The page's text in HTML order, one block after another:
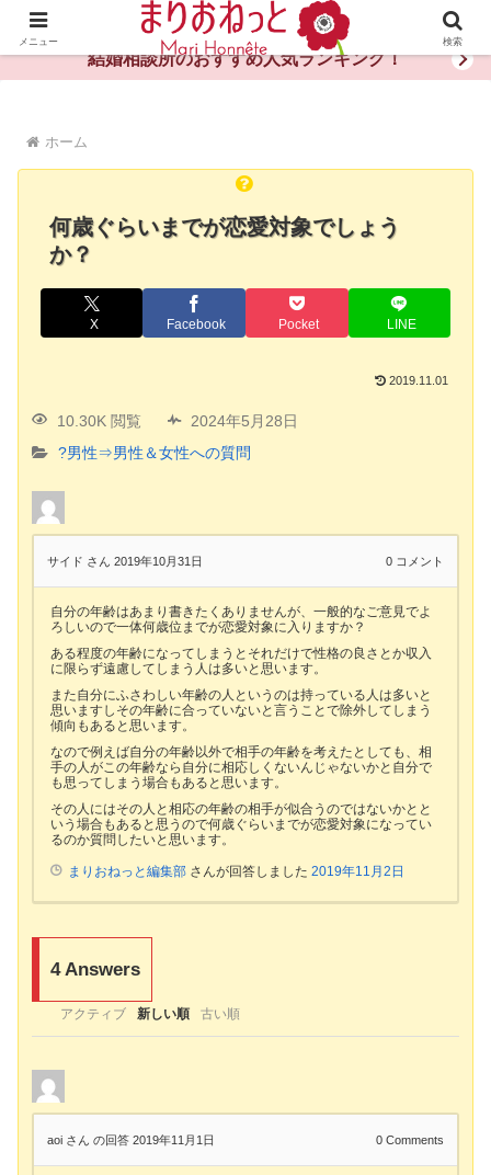
婚活や出会いの体験談・評判・秘訣がわかる情報サイト
結婚相談所のおすすめ人気ランキング！
ホーム
何歳ぐらいまでが恋愛対象でしょう
か？
X Facebook Pocket LINE
2019.11.01
10.30K 閲覧
2024年5月28日
?男性⇒男性＆女性への質問
サイド さん 2019年10月31日 0 コメント
自分の年齢はあまり書きたくありませんが、一般的なご意見でよ
ろしいので一体何歳位までが恋愛対象に入りますか？
ある程度の年齢になってしまうとそれだけで性格の良さとか収入
に限らず遠慮してしまう人は多いと思います。
また自分にふさわしい年齢の人というのは持っている人は多いと
思いますしその年齢に合っていないと言うことで除外してしまう
傾向もあると思います。
なので例えば自分の年齢以外で相手の年齢を考えたとしても、相
手の人がこの年齢なら自分に相応しくないんじゃないかと自分で
も思ってしまう場合もあると思います。
その人にはその人と相応の年齢の相手が似合うのではないかとと
いう場合もあると思うので何歳ぐらいまでが恋愛対象になってい
るのか質問したいと思います。
まりおねっと編集部 さんが回答しました 2019年11月2日
4Answers
アクティブ 新しい順 古い順
aoi さん の回答 2019年11月1日 0 Comments
メニュー 検索